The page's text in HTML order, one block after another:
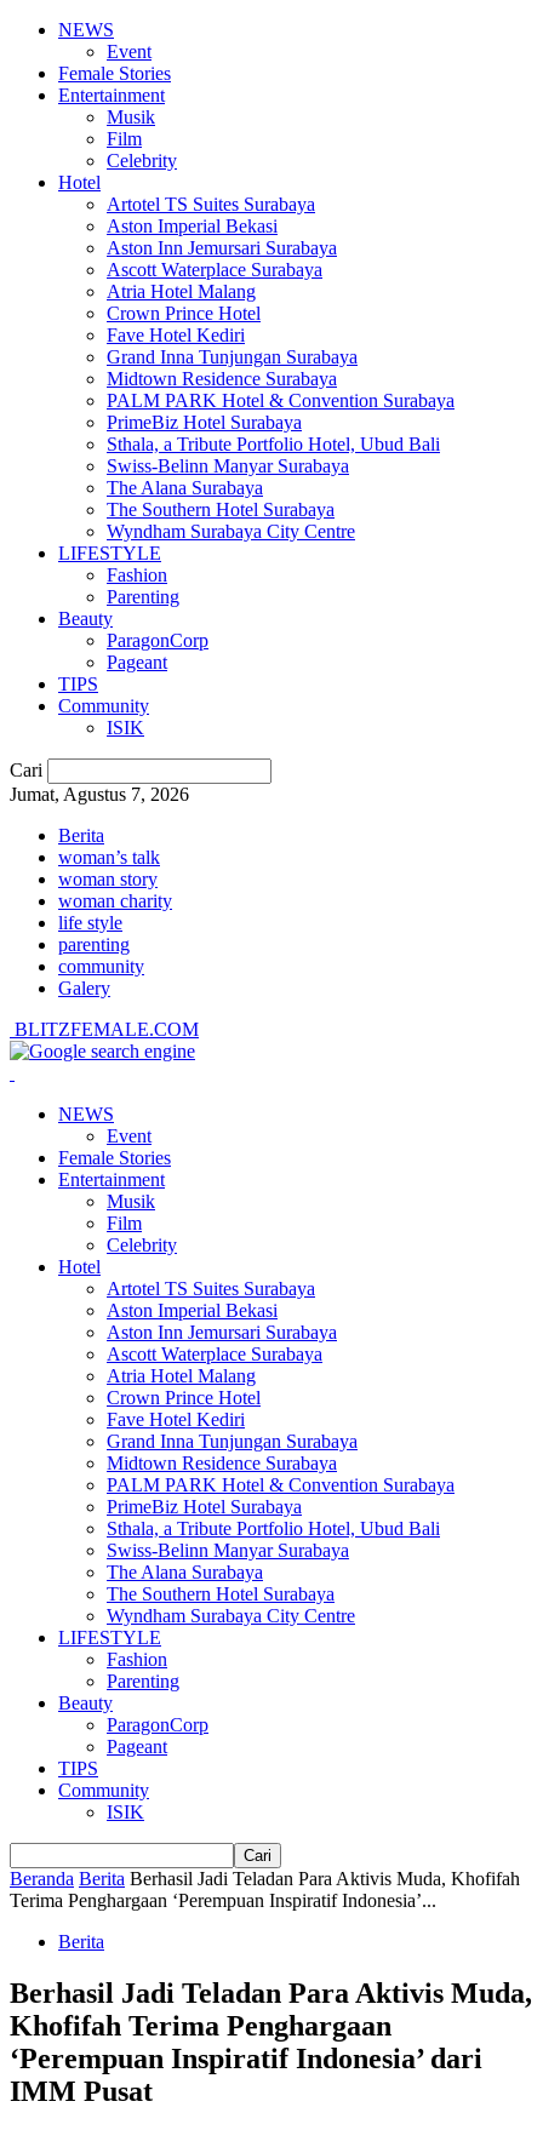
NEWS
Event
Female Stories
Entertainment
Musik
Film
Celebrity
Hotel
Artotel TS Suites Surabaya
Aston Imperial Bekasi
Aston Inn Jemursari Surabaya
Ascott Waterplace Surabaya
Atria Hotel Malang
Crown Prince Hotel
Fave Hotel Kediri
Grand Inna Tunjungan Surabaya
Midtown Residence Surabaya
PALM PARK Hotel & Convention Surabaya
PrimeBiz Hotel Surabaya
Sthala, a Tribute Portfolio Hotel, Ubud Bali
Swiss-Belinn Manyar Surabaya
The Alana Surabaya
The Southern Hotel Surabaya
Wyndham Surabaya City Centre
LIFESTYLE
Fashion
Parenting
Beauty
ParagonCorp
Pageant
TIPS
Community
ISIK
Cari
Jumat, Agustus 7, 2026
Berita
woman’s talk
woman story
woman charity
life style
parenting
community
Galery
BLITZFEMALE.COM
NEWS
Event
Female Stories
Entertainment
Musik
Film
Celebrity
Hotel
Artotel TS Suites Surabaya
Aston Imperial Bekasi
Aston Inn Jemursari Surabaya
Ascott Waterplace Surabaya
Atria Hotel Malang
Crown Prince Hotel
Fave Hotel Kediri
Grand Inna Tunjungan Surabaya
Midtown Residence Surabaya
PALM PARK Hotel & Convention Surabaya
PrimeBiz Hotel Surabaya
Sthala, a Tribute Portfolio Hotel, Ubud Bali
Swiss-Belinn Manyar Surabaya
The Alana Surabaya
The Southern Hotel Surabaya
Wyndham Surabaya City Centre
LIFESTYLE
Fashion
Parenting
Beauty
ParagonCorp
Pageant
TIPS
Community
ISIK
Beranda Berita Berhasil Jadi Teladan Para Aktivis Muda, Khofifah
Terima Penghargaan ‘Perempuan Inspiratif Indonesia’...
Berita
Berhasil Jadi Teladan Para Aktivis Muda,
Khofifah Terima Penghargaan
‘Perempuan Inspiratif Indonesia’ dari
IMM Pusat